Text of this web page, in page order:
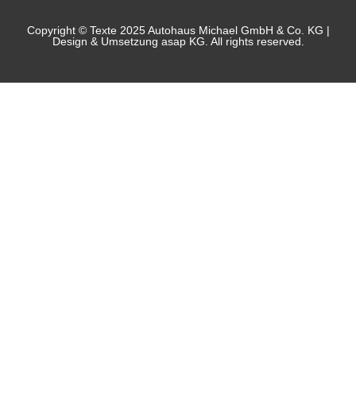
Copyright © Texte 2025 Autohaus Michael GmbH & Co. KG |
Design & Umsetzung asap KG. All rights reserved.